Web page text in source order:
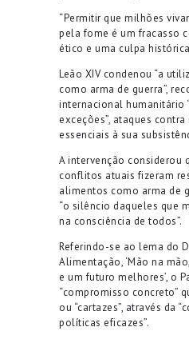
“Permitir que milhões
pela fome é um fracasso
ético e uma culpa
Leão XIV condenou “a
como arma de guerra”,
internacional humanitário
exceções”, ataques
essenciais à sua
A intervenção considerou
conflitos atuais fizeram
alimentos como arma de
“o silêncio daqueles que
na consciência de todos”.
Referindo-se ao lema do
Alimentação, ‘Mão na
e um futuro melhores’, o
“compromisso concreto”
ou “cartazes”, através da
políticas eficazes”.